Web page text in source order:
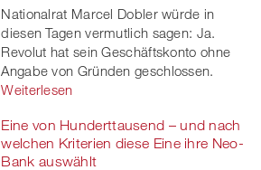
Nationalrat Marcel Dobler würde in
diesen Tagen vermutlich sagen: Ja.
Revolut hat sein Geschäftskonto ohne
Angabe von Gründen geschlossen.
Weiterlesen
Eine von Hunderttausend – und nach
welchen Kriterien diese Eine ihre Neo-
Bank auswählt